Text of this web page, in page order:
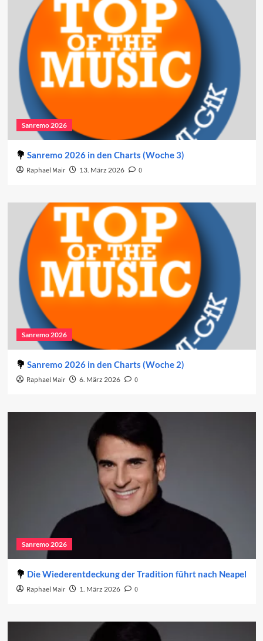
Sanremo 2026
Sanremo 2026 in den Charts (Woche 3)
Raphael Mair 13. März 2026 0
Sanremo 2026
Sanremo 2026 in den Charts (Woche 2)
Raphael Mair 6. März 2026 0
Sanremo 2026
Die Wiederentdeckung der Tradition führt nach Neapel
Raphael Mair 1. März 2026 0